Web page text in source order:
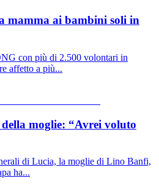
mamma ai bambini soli in
con più di 2.500 volontari in
affetto a più...
moglie: “Avrei voluto
di Lucia, la moglie di Lino Banfi,
ha...